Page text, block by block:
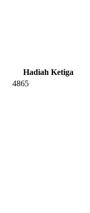
Hadiah Ketiga
4865